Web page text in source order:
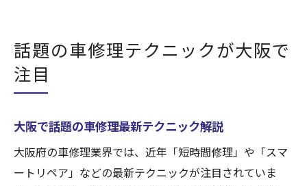
話題の車修理テクニックが大阪で
注目
大阪で話題の車修理最新テクニック解説
大阪府の車修理業界では、近年「短時間修理」や「スマ
ートリペア」などの最新テクニックが注目されていま